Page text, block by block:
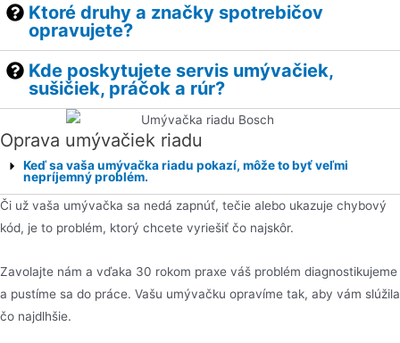
Ktoré druhy a značky spotrebičov
opravujete?
Kde poskytujete servis umývačiek,
sušičiek, práčok a rúr?
Oprava umývačiek riadu
Keď sa vaša umývačka riadu pokazí, môže to byť veľmi
nepríjemný problém.
Či už vaša umývačka sa nedá zapnúť, tečie alebo ukazuje chybový
kód, je to problém, ktorý chcete vyriešiť čo najskôr.
Zavolajte nám a vďaka 30 rokom praxe váš problém diagnostikujeme
a pustíme sa do práce. Vašu umývačku opravíme tak, aby vám slúžila
čo najdlhšie.